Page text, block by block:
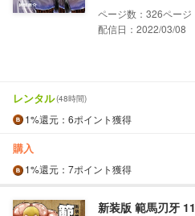
326
配信日：2022/03/08
レンタル(48時間)
1%還元 ：6ポイント獲得
購入
1%還元 ：7ポイント獲得
新装版 範馬刃牙 11